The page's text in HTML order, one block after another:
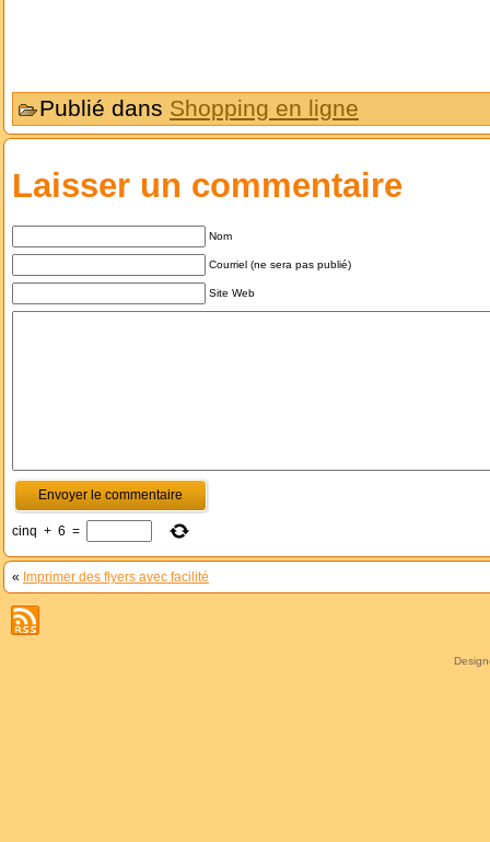
Publié dans Shopping en ligne
Laisser un commentaire
Nom
Courriel (ne sera pas publié)
Site Web
cinq + 6 =
« Imprimer des flyers avec facilité